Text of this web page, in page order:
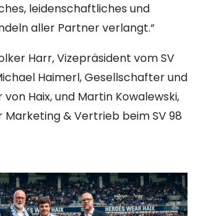
leidenschaftliches und
aller Partner verlangt.“
Harr, Vizepräsident vom SV
Haimerl, Gesellschafter und
Haix, und Martin Kowalewski,
& Vertrieb beim SV 98